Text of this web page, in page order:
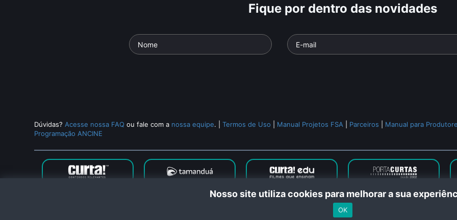
Fique por dentro das novidades
Dúvidas? Acesse nossa FAQ ou fale com a nossa equipe. |Termos de Uso Manual Projetos FSA Parceiros
Manual para
Programação ANCINE
Canal Curta © 2024. Todos os direitos reservados. Feito com no Rio de
Nosso site utiliza cookies para melhorar a sua
OK